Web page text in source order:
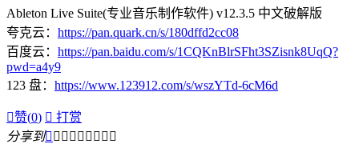
Ableton Live Suite(专业音乐制作软件) v12.3.5 中文破解版
夸克云： https://pan.quark.cn/s/180dffd2cc08
百度云： https://pan.baidu.com/s/1CQKnBlrSFht3SZisnk8UqQ?
pwd=a4y9
123 盘： https://www.123912.com/s/wszYTd-6cM6d
赞(0)  打赏
分享到        